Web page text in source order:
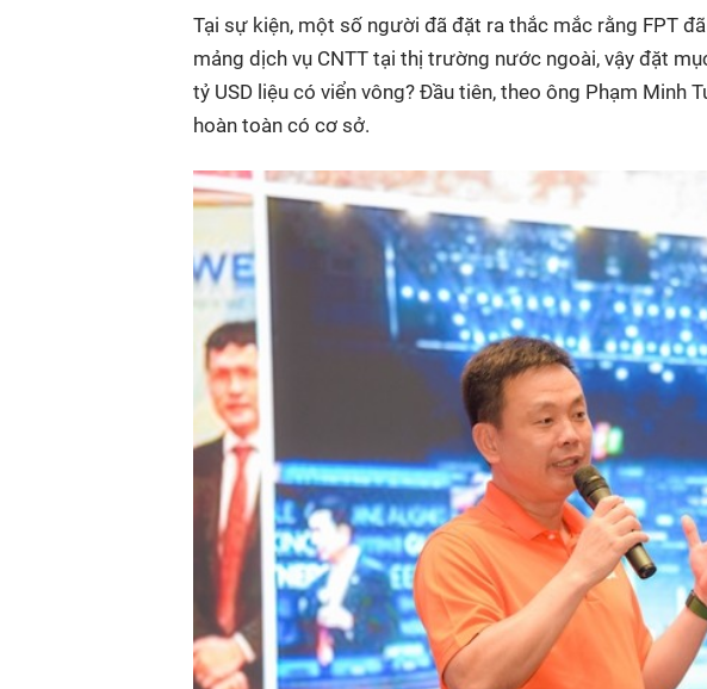
Tại sự kiện, một số người đã đặt ra thắc mắc rằng FPT
mảng dịch vụ CNTT tại thị trường nước ngoài, vậy đặt
tỷ USD liệu có viển vông? Đầu tiên, theo ông Phạm Minh
hoàn toàn có cơ sở.